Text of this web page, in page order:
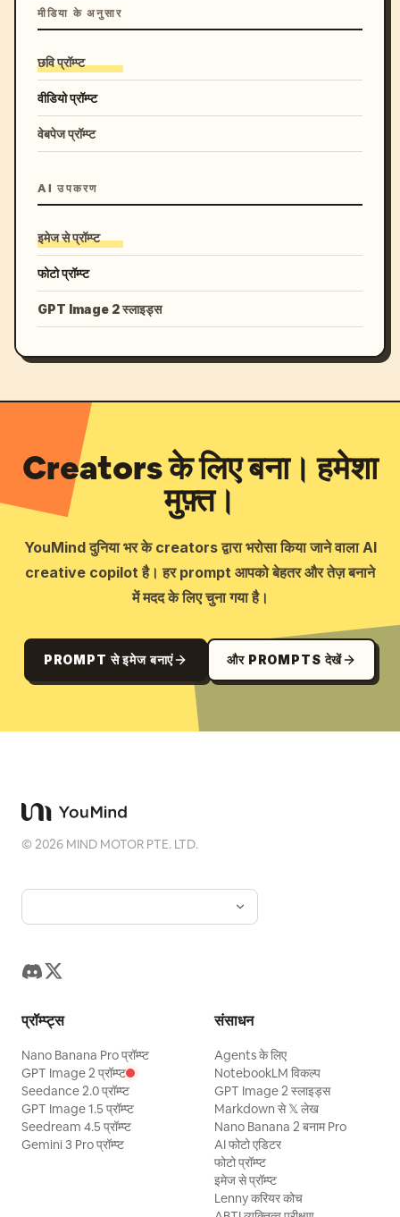
मीडिया के अनुसार
छवि प्रॉम्प्ट
वीडियो प्रॉम्प्ट
वेबपेज प्रॉम्प्ट
AI उपकरण
इमेज से प्रॉम्प्ट
फोटो प्रॉम्प्ट
GPT Image 2 स्लाइड्स
Creators के लिए बना। हमेशा
मुफ़्त।
YouMind दुनिया भर के creators द्वारा भरोसा किया जाने वाला AI
creative copilot है। हर prompt आपको बेहतर और तेज़ बनाने
में मदद के लिए चुना गया है।
PROMPT से इमेज बनाएं और PROMPTS देखें
©2026 MIND MOTOR PTE. LTD.
प्रॉम्प्ट्स
Nano Banana Pro प्रॉम्प्ट
GPT Image 2 प्रॉम्प्ट
Seedance 2.0 प्रॉम्प्ट
GPT Image 1.5 प्रॉम्प्ट
Seedream 4.5 प्रॉम्प्ट
Gemini 3 Pro प्रॉम्प्ट
संसाधन
Agents के लिए
NotebookLM विकल्प
GPT Image 2 स्लाइड्स
Markdown से 𝕏 लेख
Nano Banana 2 बनाम Pro
AI फोटो एडिटर
फोटो प्रॉम्प्ट
इमेज से प्रॉम्प्ट
Lenny करियर कोच